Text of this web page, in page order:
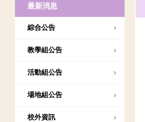
最新消息
綜合公告
教學組公告
活動組公告
場地組公告
校外資訊